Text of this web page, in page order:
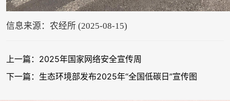
信息来源：农经所 (2025-08-15)
上一篇：2025年国家网络安全宣传周
下一篇：生态环境部发布2025年“全国低碳日”宣传图